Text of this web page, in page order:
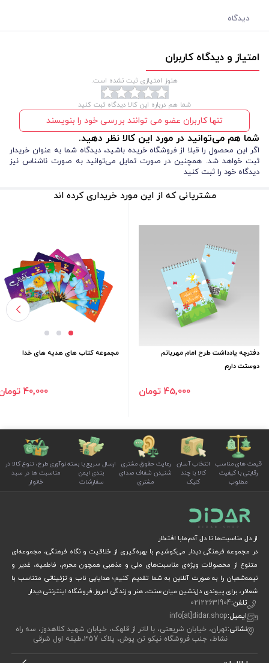
دیدگاه
امتیاز و دیدگاه کاربران
هنوز امتیازی ثبت نشده است.
شما هم درباره این کالا دیدگاه ثبت کنید
تنها کاربران عضو می توانند بررسی خود را بنویسند
شما هم می‌توانید در مورد این کالا نظر دهید.
اگر این محصول را قبلا از فروشگاه خریده باشید، دیدگاه شما به عنوان خریدار
ثبت خواهد شد. همچنین در صورت تمایل می‌توانید به صورت ناشناس نیز
دیدگاه خود را ثبت کنید
مشتریانی که از این مورد خریداری کرده اند
دفترچه یادداشت طرح امام مهربانم
دوستت دارم
45٬000 تومان
مجموعه کتاب های هدیه های خدا
40٬000 تومان
قیمت های مناسب
رقابتی با کیفیت
مطلوب
انتخاب آسان
کالا با چند
کلیک
رعایت حقوق مشتری
شنیدن شفاف صدای
مشتری
ارسال سریع با بسته
بندی ایمن
سفارشات
نوآوری طرح، تنوع کالا در
مناسبت ها در سبد
خانوار
از دل مناسبت‌ها تا دل آدم‌هابا افتخار
در مجموعه فرهنگی دیدار می‌کوشیم با بهره‌گیری از خلاقیت و نگاه فرهنگی، مجموعه‌ای
متنوع از محصولات ویژه‌ی مناسبت‌های ملی و مذهبی همچون محرم، فاطمیه، غدیر و
نیمه‌شعبان را به صورت آنلاین به شما تقدیم کنیم؛ هدایایی ناب و تزئیناتی متناسب با
شعائر، برای پیوندی دل‌نشین میان سنت، هنر و زندگی امروز.فروشگاه اینترنتی دیدار
تلفن:02122631904
ایمیل:info[at]didar.shop
نشانی:تهران، خیابان شریعتی، با لاتر از قلهک، خیابان شهید کلاهدوز، سه راه
نشاط، جنب فروشگاه نیکو تن پوش، پلاک 357،طبقه اول شرقی